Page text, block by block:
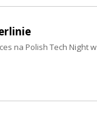
na Polish Tech Night w